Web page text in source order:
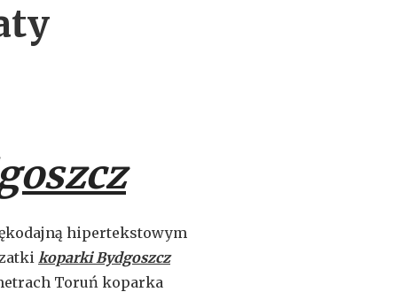
hipertekstowym
koparki Bydgoszcz
Toruń koparka